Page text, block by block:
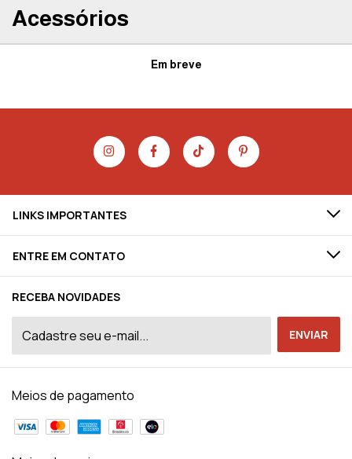
Acessórios
Em breve
LINKS IMPORTANTES
ENTRE EM CONTATO
RECEBA NOVIDADES
Meios de pagamento